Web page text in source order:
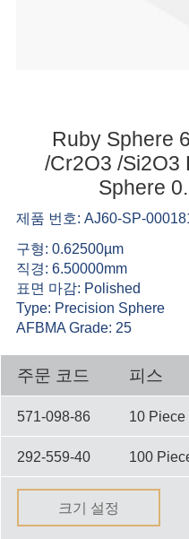
Ruby Sphere
/Cr2O3 /Si2O3
Sphere
제품 번호: AJ60-SP-
구형: 0.62500µm
직경: 6.50000mm
표면 마감: Polished
Type: Precision Sphere
AFBMA Grade: 25
주문 코드 피스
571-098-86 10 Piece
292-559-40 100
크기 설정